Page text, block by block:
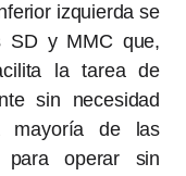
izquierda se
SD y MMC que,
la tarea de
sin necesidad
mayoría de las
para operar sin